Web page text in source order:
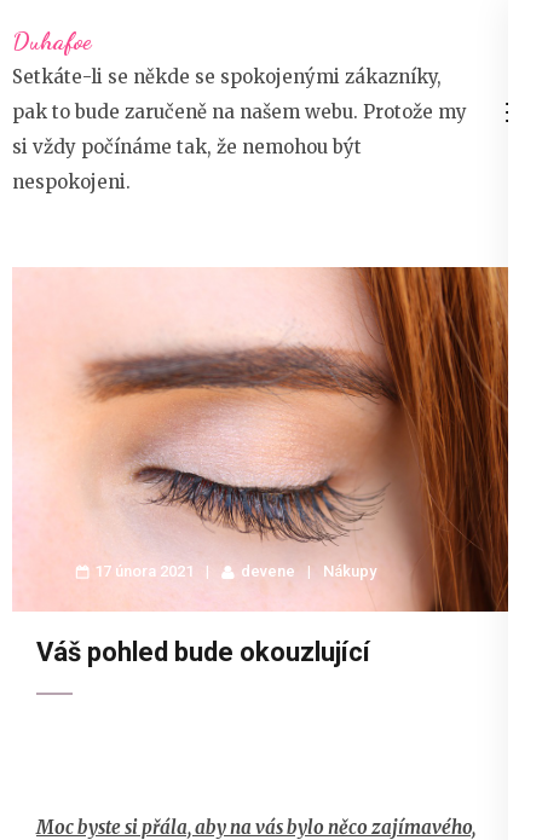
na
obsah
(stiskněte
Enter)
Duhafoe
Setkáte-li se někde se spokojenými zákazníky,
pak to bude zaručeně na našem webu. Protože my
si vždy počínáme tak, že nemohou být
nespokojeni.
17 února 2021 devene Nákupy
Váš pohled bude okouzlující
Moc byste si přála, aby na vás bylo něco zajímavého,